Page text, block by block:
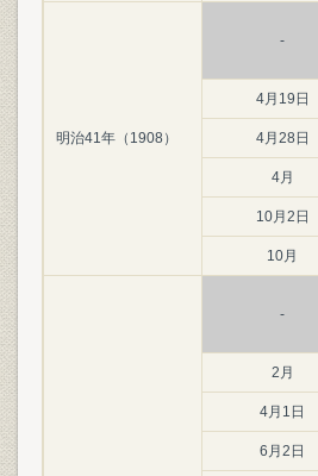
明治41年（1908）
-
4月19日
4月28日
4月
10月2日
10月
-
2月
4月1日
6月2日